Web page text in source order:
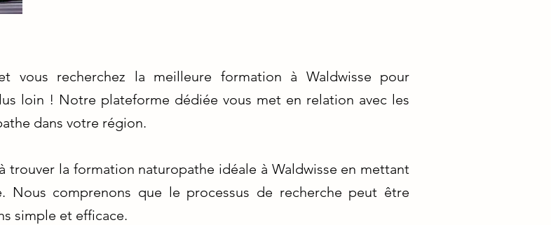
vous recherchez la meilleure formation à Waldwisse pour
loin ! Notre plateforme dédiée vous met en relation avec les
dans votre région.
trouver la formation naturopathe idéale à Waldwisse en mettant
Nous comprenons que le processus de recherche peut être
simple et efficace.